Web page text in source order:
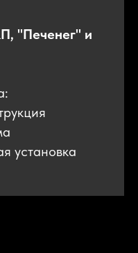
"Печенег" и
установка